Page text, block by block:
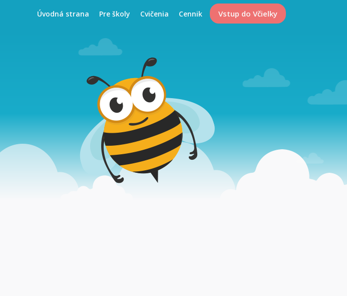
Úvodná strana Pre školy Cvičenia Cennik Vstup do Včielky